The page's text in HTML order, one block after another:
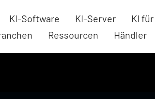
KI-Software KI-Server KI
Ressourcen Händler